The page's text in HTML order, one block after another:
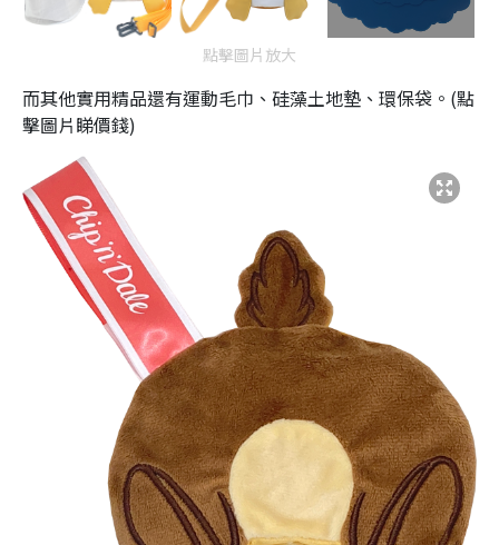
點擊圖片放大
而其他實用精品還有運動毛巾、硅藻土地墊、環保袋。(點
擊圖片睇價錢)